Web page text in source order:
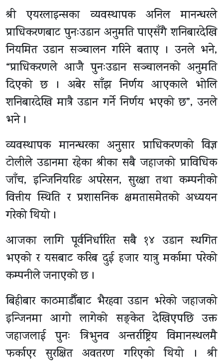
श्री एयरलाइन्सका व्यवस्थापक अनिल मानन्धरले
प्राधिकरणबाट पुनःउडान अनुमति पाएसँगै शनिबारदेखि
नियमित उडान सञ्चालन गरिने बताए । उनले भने,
“प्राधिकरणले आजै पुनःउडान सञ्चालनको अनुमति
दिएको छ । अबेर साँझ निर्णय आएकाले भोलि
शनिबारदेखि मात्रै उडान गर्ने निर्णय भएको छ”, उनले
भने ।
व्यवस्थापक मानन्धरका अनुसार प्राधिकरणको विज्ञ
टोलीले उडानमा रहेका श्रीका सबै जहाजको प्राविधिक
जाँच, इन्जिनियरिङ अपरेसन, सुरक्षा तथा कम्पनीको
वित्तीय स्थिति र प्रशासनिक क्षमतासमेतको अध्ययन
गरेको थियो ।
आजका लागि पूर्वनिर्धारित सबै १४ उडान स्थगित
भएको र यसबाट करिब दुई हजार यात्रु मर्कामा परेको
कम्पनीले जनाएको छ ।
बिहीबार काठमाडौँबाट भैरहवा उडान भरेको जहाजको
इन्जिनमा आगो लागेको सङ्केत देखिएपछि उक्त
जहाजलाई पुनः त्रिभुनव अन्तर्राष्ट्रिय विमानस्थलमै
फर्काएर सुरक्षित अवतरण गरिएको थियो । श्री